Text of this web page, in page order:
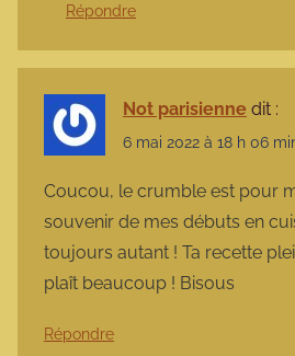
Répondre
Not parisienne dit :
6 mai 2022 à 18 h 06
Coucou, le crumble est pour
souvenir de mes débuts en
toujours autant ! Ta recette
plaît beaucoup ! Bisous
Répondre